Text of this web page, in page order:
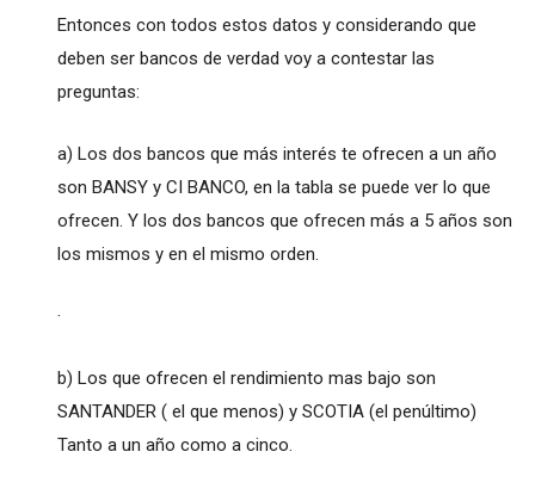
Entonces con todos estos datos y considerando que
deben ser bancos de verdad voy a contestar las
preguntas:
a) Los dos bancos que más interés te ofrecen a un año
son BANSY y CI BANCO, en la tabla se puede ver lo que
ofrecen. Y los dos bancos que ofrecen más a 5 años son
los mismos y en el mismo orden.
·
b) Los que ofrecen el rendimiento mas bajo son
SANTANDER ( el que menos) y SCOTIA (el penúltimo)
Tanto a un año como a cinco.